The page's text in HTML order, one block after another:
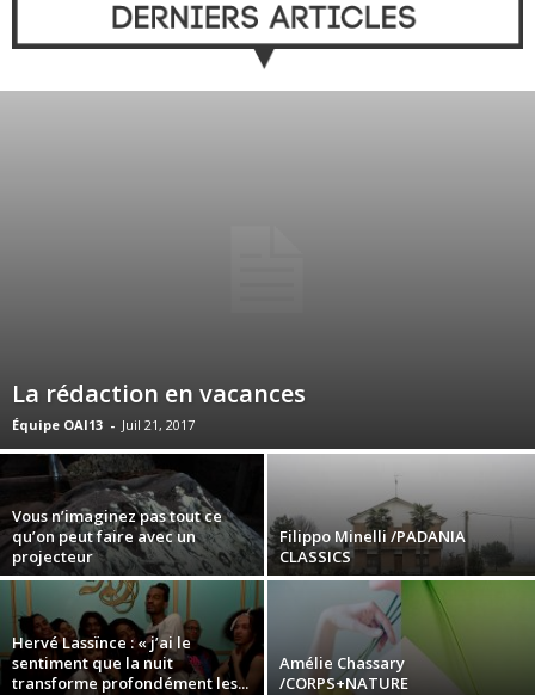
La rédaction en vacances
Équipe OAI13 - Juil 21, 2017
Vous n’imaginez pas tout ce
qu’on peut faire avec un
projecteur
Filippo Minelli /PADANIA
CLASSICS
Hervé Lassïnce : « j’ai le
sentiment que la nuit
transforme profondément les...
Amélie Chassary
/CORPS+NATURE